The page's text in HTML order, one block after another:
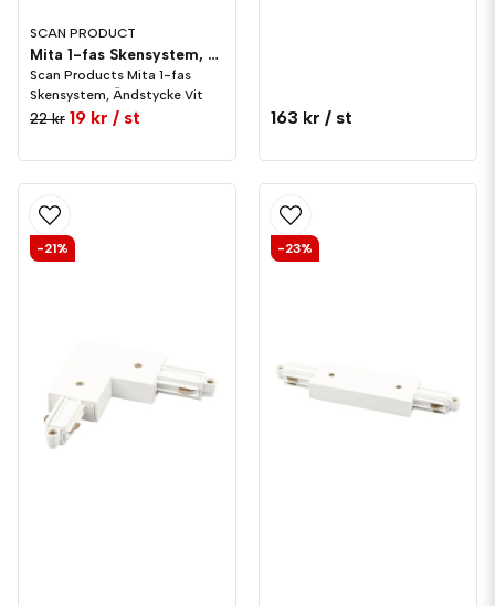
SCAN PRODUCT
Mita 1-fas Skensystem, Ändstycke Vit
Scan Products Mita 1-fas
Skensystem, Ändstycke Vit
22 kr 19 kr / st 163 kr / st
-21% -23%